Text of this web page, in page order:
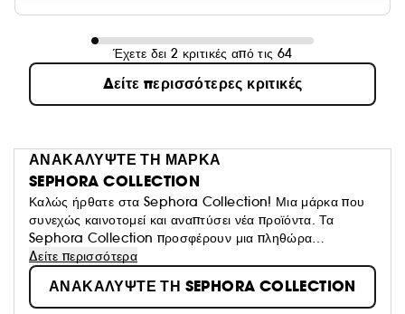
Έχετε δει 2 κριτικές από τις 64
Δείτε περισσότερες κριτικές
ΑΝΑΚΑΛΥΨΤΕ ΤΗ ΜΑΡΚΑ
SEPHORA COLLECTION
Καλώς ήρθατε στα Sephora Collection! Μια μάρκα που
συνεχώς καινοτομεί και αναπτύσει νέα προϊόντα. Τα
Sephora Collection προσφέρουν μια πληθώρα
συναρπαστικών προϊόντων, υφών και χρωμάτων και σας
προσκαλούν να φτιάξτε το δικό σας look ανάλογα με τη
διάθεσή σας.
Δείτε περισσότερα
ΑΝΑΚΑΛΥΨΤΕ ΤΗ SEPHORA COLLECTION